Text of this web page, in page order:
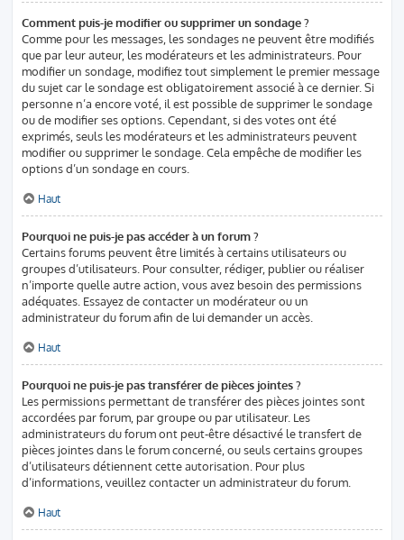
Comment puis-je modifier ou supprimer un sondage ?
Comme pour les messages, les sondages ne peuvent être modifiés
que par leur auteur, les modérateurs et les administrateurs. Pour
modifier un sondage, modifiez tout simplement le premier message
du sujet car le sondage est obligatoirement associé à ce dernier. Si
personne n’a encore voté, il est possible de supprimer le sondage
ou de modifier ses options. Cependant, si des votes ont été
exprimés, seuls les modérateurs et les administrateurs peuvent
modifier ou supprimer le sondage. Cela empêche de modifier les
options d’un sondage en cours.
Haut
Pourquoi ne puis-je pas accéder à un forum ?
Certains forums peuvent être limités à certains utilisateurs ou
groupes d’utilisateurs. Pour consulter, rédiger, publier ou réaliser
n’importe quelle autre action, vous avez besoin des permissions
adéquates. Essayez de contacter un modérateur ou un
administrateur du forum afin de lui demander un accès.
Haut
Pourquoi ne puis-je pas transférer de pièces jointes ?
Les permissions permettant de transférer des pièces jointes sont
accordées par forum, par groupe ou par utilisateur. Les
administrateurs du forum ont peut-être désactivé le transfert de
pièces jointes dans le forum concerné, ou seuls certains groupes
d’utilisateurs détiennent cette autorisation. Pour plus
d’informations, veuillez contacter un administrateur du forum.
Haut